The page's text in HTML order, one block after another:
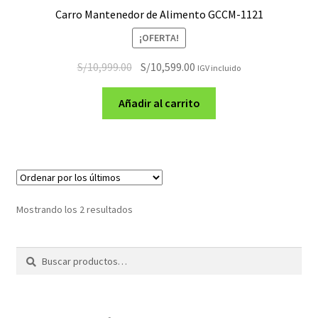
Carro Mantenedor de Alimento GCCM-1121
¡OFERTA!
S/10,999.00 El
precio
original
era:
S/10,599.00 El
precio
actual
es:
IGV incluido
Añadir al carrito
Mostrando los 2 resultadosOrdenado
Buscar
Buscar